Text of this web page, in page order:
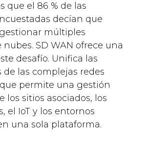
que el 86 % de las
decían que
múltiples
SD WAN ofrece una
desafío. Unifica las
de las complejas redes
permite una gestión
los sitios asociados, los
el IoT y los entornos
una sola plataforma.